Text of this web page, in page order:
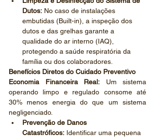
Dutos: No caso de instalações
embutidas (Built-in), a inspeção dos
dutos e das grelhas garante a
qualidade do ar interno (IAQ),
protegendo a saúde respiratória da
família ou dos colaboradores.
Benefícios Diretos do Cuidado Preventivo
Economia Financeira Real: Um sistema
operando limpo e regulado consome até
30% menos energia do que um sistema
negligenciado.
Prevenção de Danos
Catastróficos: Identificar uma pequena